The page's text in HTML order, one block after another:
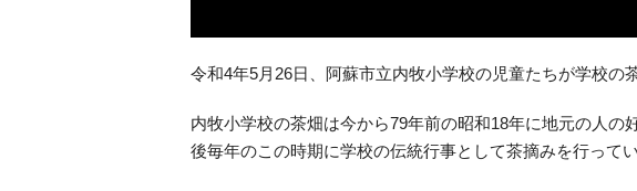
令和4年5月26日、阿蘇市立内牧小学校の児童たちが学校の
内牧小学校の茶畑は今から79年前の昭和18年に地元の人の
後毎年のこの時期に学校の伝統行事として茶摘みを行ってい